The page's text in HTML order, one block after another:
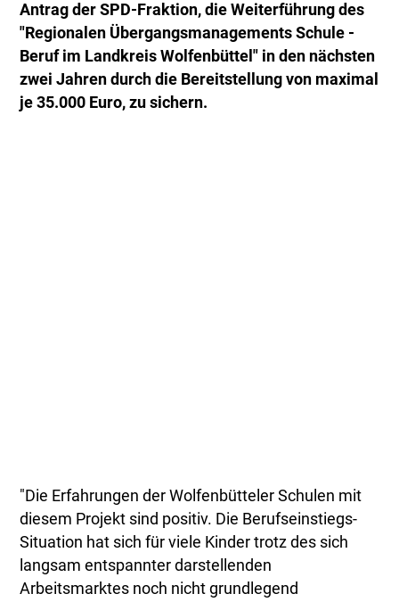
Antrag der SPD-Fraktion, die Weiterführung des
"Regionalen Übergangsmanagements Schule -
Beruf im Landkreis Wolfenbüttel" in den nächsten
zwei Jahren durch die Bereitstellung von maximal
je 35.000 Euro, zu sichern.
"Die Erfahrungen der Wolfenbütteler Schulen mit
diesem Projekt sind positiv. Die Berufseinstiegs-
Situation hat sich für viele Kinder trotz des sich
langsam entspannter darstellenden
Arbeitsmarktes noch nicht grundlegend